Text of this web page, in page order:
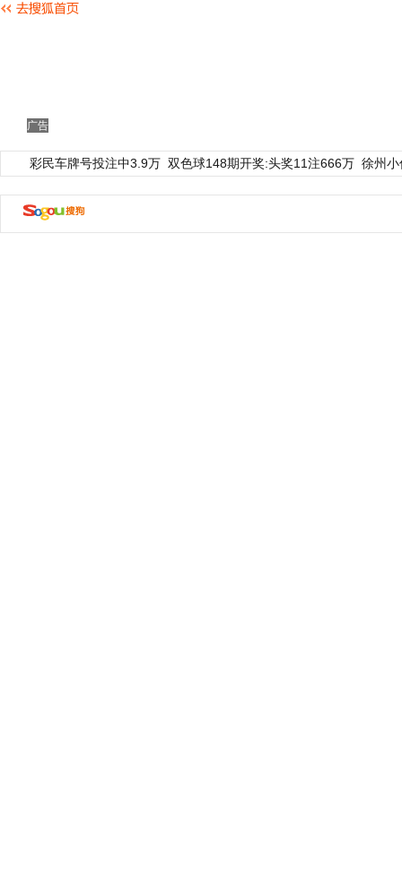
广告
彩民车牌号投注中3.9万 双色球148期开奖:头奖11注666万 徐州